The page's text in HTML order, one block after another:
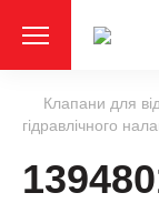
Клапани для
гідравлічного